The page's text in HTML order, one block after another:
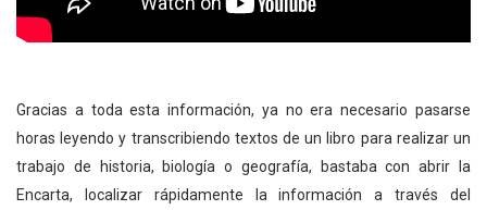
Gracias a toda esta información, ya no era necesario pasarse
horas leyendo y transcribiendo textos de un libro para realizar un
trabajo de historia, biología o geografía, bastaba con abrir la
Encarta, localizar rápidamente la información a través del